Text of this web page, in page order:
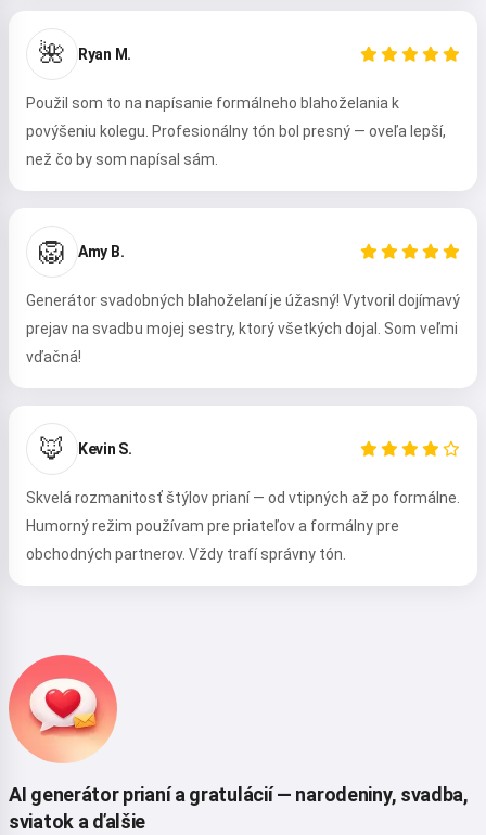
🌺 Ryan M.
Použil som to na napísanie formálneho blahoželania k
povýšeniu kolegu. Profesionálny tón bol presný — oveľa lepší,
než čo by som napísal sám.
🦁 Amy B.
Generátor svadobných blahoželaní je úžasný! Vytvoril dojímavý
prejav na svadbu mojej sestry, ktorý všetkých dojal. Som veľmi
vďačná!
🦊 Kevin S.
Skvelá rozmanitosť štýlov prianí — od vtipných až po formálne.
Humorný režim používam pre priateľov a formálny pre
obchodných partnerov. Vždy trafí správny tón.
AI generátor prianí a gratulácií — narodeniny, svadba,
sviatok a ďalšie
Viem vytvárať piesne, písať básne a
Zásady vrátenia peňazí